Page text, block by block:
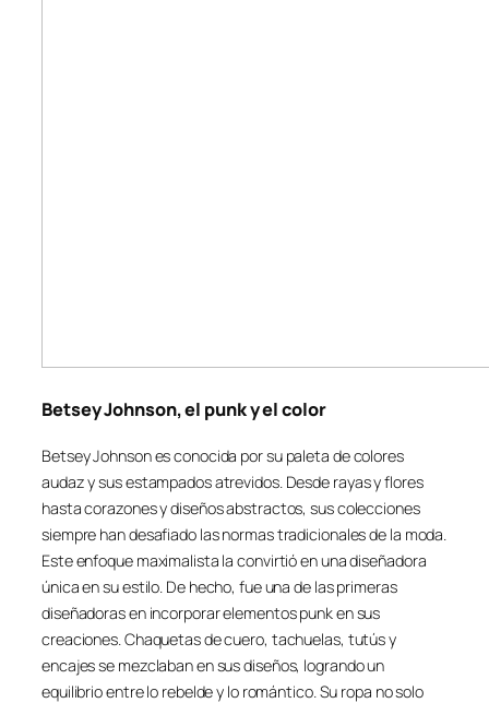
Betsey Johnson, el punk y el color
Betsey Johnson es conocida por su paleta de colores
audaz y sus estampados atrevidos. Desde rayas y flores
hasta corazones y diseños abstractos, sus colecciones
siempre han desafiado las normas tradicionales de la moda.
Este enfoque maximalista la convirtió en una diseñadora
única en su estilo. De hecho, fue una de las primeras
diseñadoras en incorporar elementos punk en sus
creaciones. Chaquetas de cuero, tachuelas, tutús y
encajes se mezclaban en sus diseños, logrando un
equilibrio entre lo rebelde y lo romántico. Su ropa no solo